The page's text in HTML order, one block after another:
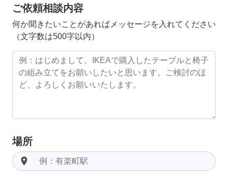
ご依頼相談内容
何か聞きたいことがあればメッセージを入れてください
（文字数は500字以内）
場所
room